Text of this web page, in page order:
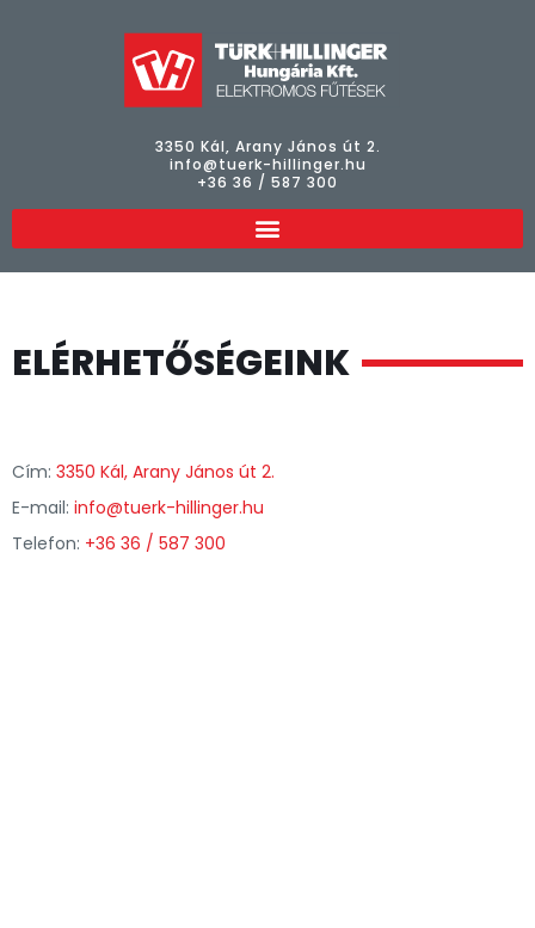
3350 Kál, Arany János út 2.
info@tuerk-hillinger.hu
+36 36 / 587 300
ELÉRHETŐSÉGEINK
Cím: 3350 Kál, Arany János út 2.
E-mail: info@tuerk-hillinger.hu
Telefon: +36 36 / 587 300